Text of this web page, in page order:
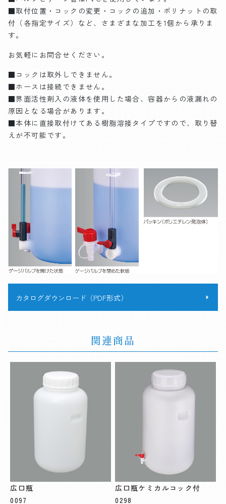
■取付位置・コックの変更・コックの追加・ポリナットの取
付（各指定サイズ）など、さまざまな加工を1個から承りま
す。
お気軽にお問合せください。
■コックは取外しできません。
■ホースは接続できません。
■界面活性剤入の液体を使用した場合、容器からの液漏れの
原因となる場合があります。
■本体に直接取付けてある樹脂溶接タイプですので、取り替
えが不可能です。
カタログダウンロード（PDF形式）
関連商品
広口瓶
0097
広口瓶ケミカルコック付
0298